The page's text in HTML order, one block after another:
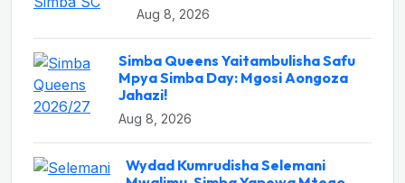
Aug 8, 2026
Simba Queens Yaitambulisha Safu
Mpya Simba Day: Mgosi Aongoza
Jahazi!
Aug 8, 2026
Wydad Kumrudisha Selemani